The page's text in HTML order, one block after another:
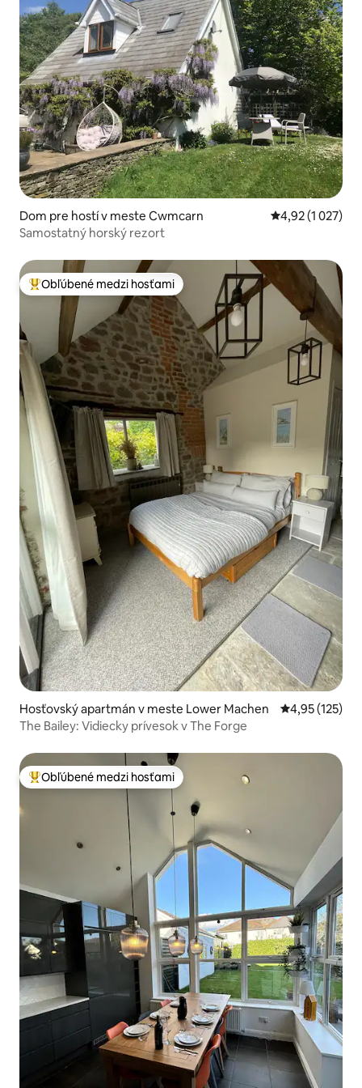
Dom pre hostí v meste Cwmcarn Priemerné
4,92 (1 027)
Samostatný horský rezort
Najobľúbenejšie medzi hosťami
Obľúbené medzi hosťami
Hosťovský apartmán v meste Lower Machen Priemerné
4,95 (125)
The Bailey: Vidiecky prívesok v The Forge
Najobľúbenejšie medzi hosťami
Obľúbené medzi hosťami